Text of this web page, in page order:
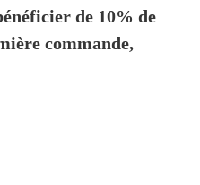
de 10% de
commande,